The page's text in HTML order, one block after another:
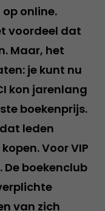
online.
voordeel dat
Maar, het
je kunt nu
kon jarenlang
boekenprijs.
leden
Voor VIP
boekenclub
van zich